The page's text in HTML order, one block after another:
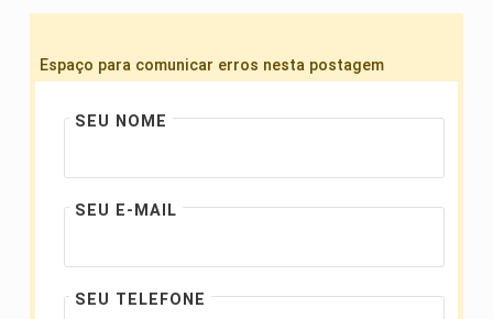
Espaço para comunicar erros nesta postagem
SEU NOME
SEU E-MAIL
SEU TELEFONE